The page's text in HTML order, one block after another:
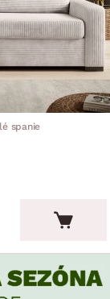
spanie